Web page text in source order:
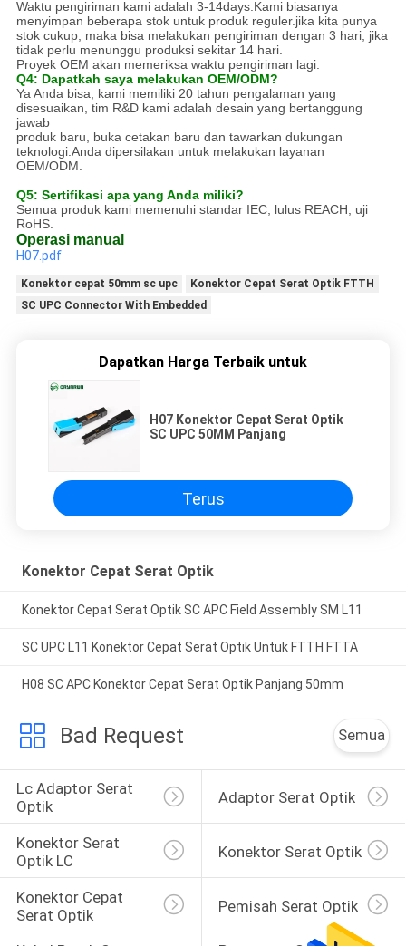
Waktu pengiriman kami adalah 3-14days.Kami biasanya
menyimpan beberapa stok untuk produk reguler.jika kita punya
stok cukup, maka bisa melakukan pengiriman dengan 3 hari, jika
tidak perlu menunggu produksi sekitar 14 hari.
Proyek OEM akan memeriksa waktu pengiriman lagi.
Q4: Dapatkah saya melakukan OEM/ODM?
Ya Anda bisa, kami memiliki 20 tahun pengalaman yang
disesuaikan, tim R&D kami adalah desain yang bertanggung
jawab
produk baru, buka cetakan baru dan tawarkan dukungan
teknologi.Anda dipersilakan untuk melakukan layanan
OEM/ODM.
Q5: Sertifikasi apa yang Anda miliki?
Semua produk kami memenuhi standar IEC, lulus REACH, uji
RoHS.
Operasi manual
H07.pdf
Konektor cepat 50mm sc upc
Konektor Cepat Serat Optik FTTH
SC UPC Connector With Embedded
Dapatkan Harga Terbaik untuk
H07 Konektor Cepat Serat Optik
SC UPC 50MM Panjang
Terus
Konektor Cepat Serat Optik
Konektor Cepat Serat Optik SC APC Field Assembly SM L11
SC UPC L11 Konektor Cepat Serat Optik Untuk FTTH FTTA
H08 SC APC Konektor Cepat Serat Optik Panjang 50mm
Bad Request Semua
Lc Adaptor Serat
Optik
Adaptor Serat Optik
Konektor Serat
Optik LC
Konektor Serat Optik
Konektor Cepat
Serat Optik
Pemisah Serat Optik